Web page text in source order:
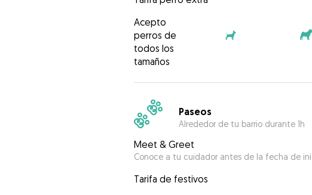
Acepto
perros de
todos los
tamaños
Paseos
Alrededor de tu barrio durante 1h
Meet & Greet
Conoce a tu cuidador antes de la fecha de
Tarifa de festivos